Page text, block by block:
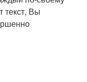
текст, Вы